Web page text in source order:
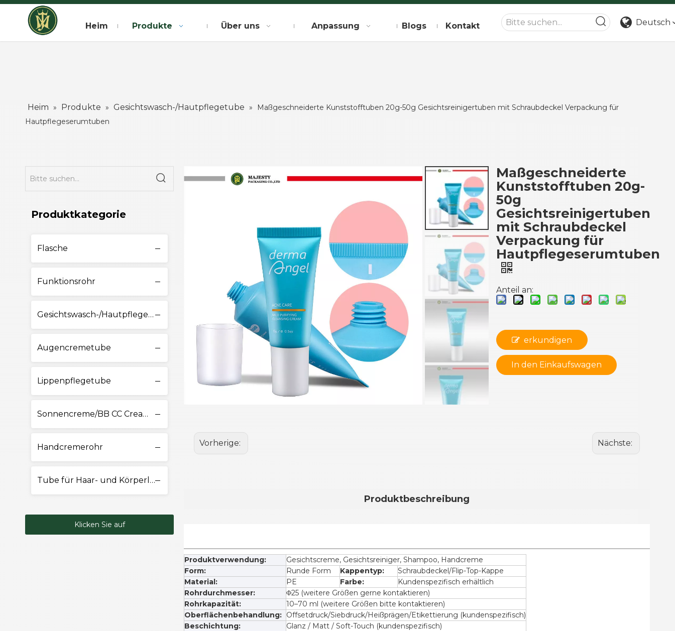
Heim Produkte Über uns Anpassung Blogs Kontakt Deutsch
Heim » Produkte » Gesichtswasch-/Hautpflegetube »
Maßgeschneiderte Kunststofftuben 20g-50g Gesichtsreinigertuben mit Schraubdeckel Verpackung für
Hautpflegeserumtuben
Produktkategorie
Flasche
Funktionsrohr
Gesichtswasch-/Hautpflegetube
Augencremetube
Lippenpflegetube
Sonnencreme/BB CC Cream Tube
Handcremerohr
Tube für Haar- und Körperlotion
Klicken Sie auf
Maßgeschneiderte
Kunststofftuben 20g-
50g
Gesichtsreinigertuben
mit Schraubdeckel
Verpackung für
Hautpflegeserumtuben
Anteil an:
erkundigen
In den Einkaufswagen
Vorherige: Nächste:
Produktbeschreibung
Produktverwendung:
Gesichtscreme, Gesichtsreiniger, Shampoo, Handcreme
Form:
Runde Form Kappentyp:
Schraubdeckel/Flip-Top-Kappe
Material:
PE Farbe:
Kundenspezifisch erhältlich
Rohrdurchmesser:
Φ25 (weitere Größen gerne kontaktieren)
Rohrkapazität:
10–70 ml (weitere Größen bitte kontaktieren)
Oberflächenbehandlung: Offsetdruck/Siebdruck/Heißprägen/Etikettierung (kundenspezifisch)
Beschichtung:
Glanz / Matt / Soft-Touch (kundenspezifisch)